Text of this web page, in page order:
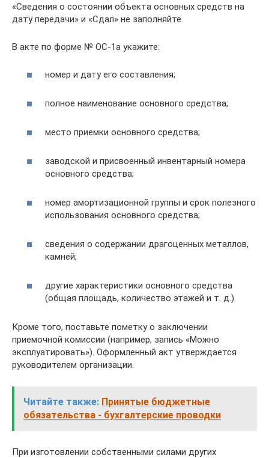
«Сведения о состоянии объекта основных средств на
дату передачи» и «Сдал» не заполняйте.
В акте по форме № ОС-1а укажите:
номер и дату его составления;
полное наименование основного средства;
место приемки основного средства;
заводской и присвоенный инвентарный номера
основного средства;
номер амортизационной группы и срок полезного
использования основного средства;
сведения о содержании драгоценных металлов,
камней;
другие характеристики основного средства
(общая площадь, количество этажей и т. д.).
Кроме того, поставьте пометку о заключении
приемочной комиссии (например, запись «Можно
эксплуатировать»). Оформленный акт утверждается
руководителем организации.
Читайте также: Принятые бюджетные
обязательства - бухгалтерские проводки
При изготовлении собственными силами других